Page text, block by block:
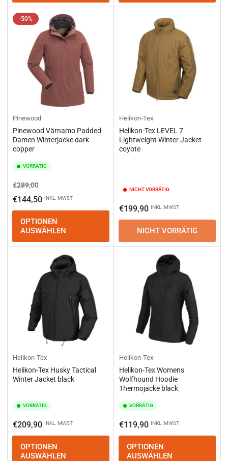
-50%
Pinewood
Pinewood Värnamo Padded
Damen Winterjacke dark
copper
VORRÄTIG
Normaler
Preis
€289,00Ausverkaufspreis
€144,50 INKL. MWST
OPTIONEN
AUSWÄHLEN
Helikon-Tex
Helikon-Tex LEVEL 7
Lightweight Winter Jacket
coyote
NICHT VORRÄTIG
Normaler
Preis
€199,90 INKL. MWST
NICHT VORRÄTIG
Helikon-Tex
Helikon-Tex Husky Tactical
Winter Jacket black
VORRÄTIG
Normaler
Preis
€209,90 INKL. MWST
OPTIONEN
AUSWÄHLEN
Helikon-Tex
Helikon-Tex Womens
Wolfhound Hoodie
Thermojacke black
VORRÄTIG
Normaler
Preis
€119,90 INKL. MWST
OPTIONEN
AUSWÄHLEN